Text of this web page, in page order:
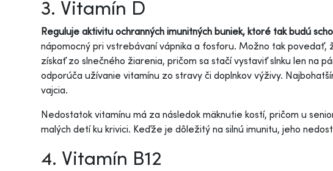
3. Vitamín D
Reguluje aktivitu ochranných imunitných buniek, ktoré tak budú
nápomocný pri vstrebávaní vápnika a fosforu. Možno tak povedať,
získať zo slnečného žiarenia, pričom sa stačí vystaviť slnku len na
odporúča užívanie vitamínu zo stravy či doplnkov výživy.
vajcia.
Nedostatok vitamínu má za následok mäknutie kostí, pričom u
malých detí ku krivici. Keďže je dôležitý na silnú imunitu, jeho
4. Vitamín B12